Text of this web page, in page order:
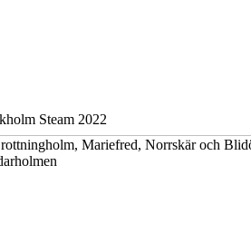
Steam 2022